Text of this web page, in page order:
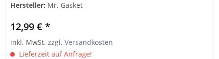
Hersteller: Mr. Gasket
12,99 € *
inkl. MwSt.zzgl. Versandkosten
Lieferzeit auf Anfrage!